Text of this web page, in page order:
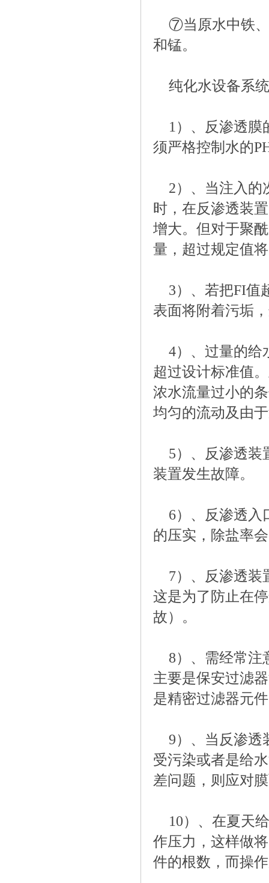
⑦当原水中铁
和锰。
纯化水设备系
1）、反渗透膜
须严格控制水的
2）、当注入的
时，在反渗透装
增大。但对于聚
量，超过规定值
3）、若把FI值
表面将附着污垢
4）、过量的给
超过设计标准值
浓水流量过小的
均匀的流动及由
5）、反渗透装
装置发生故障。
6）、反渗透入
的压实，除盐率
7）、反渗透装
这是为了防止在
故）。
8）、需经常注
主要是保安过滤
是精密过滤器元
9）、当反渗透
受污染或者是给
差问题，则应对
10）、在夏天
作压力，这样做
件的根数，而操